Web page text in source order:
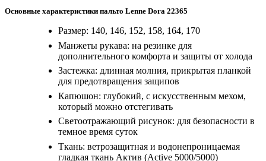
Основные характеристики пальто Lenne Dora 22365
Размер: 140, 146, 152, 158, 164, 170
Манжеты рукава: на резинке для
дополнительного комфорта и защиты от холода
Застежка: длинная молния, прикрытая планкой
для предотвращения защипов
Капюшон: глубокий, с искусственным мехом,
который можно отстегивать
Светоотражающий рисунок: для безопасности в
темное время суток
Ткань: ветрозащитная и водонепроницаемая
гладкая ткань Актив (Active 5000/5000)